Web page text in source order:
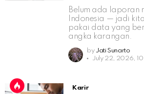
Belum ada laporan
Indonesia — jadi
pakai data yang
angka karangan.
by Jati Sunarto
July 22, 2026,
Karir